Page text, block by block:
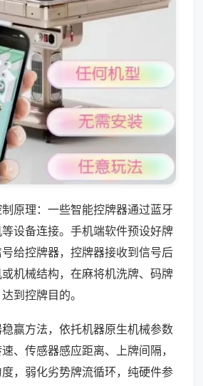
原理：一些智能控牌器通过蓝牙
设备连接。手机端软件预设好牌
给控牌器，控牌器接收到信号后
机械结构，在麻将机洗牌、码牌
到控牌目的。
赢方法，依托机器原生机械参数
、传感器感应距离、上牌间隔，
，弱化劣势牌流循环，纯硬件参